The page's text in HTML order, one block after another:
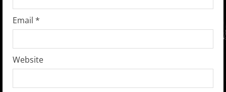
Email *
Website